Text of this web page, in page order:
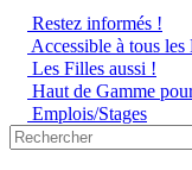
Restez informés !
Accessible à tous les
Les Filles aussi !
Haut de Gamme
Emplois/Stages